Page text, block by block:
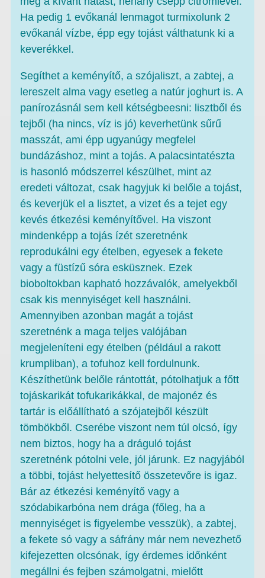
Ha pedig 1 evőkanál lenmagot turmixolunk 2
evőkanál vízbe, épp egy tojást válthatunk ki a
keverékkel.
Segíthet a keményítő, a szójaliszt, a zabtej, a
lereszelt alma vagy esetleg a natúr joghurt is. A
panírozásnál sem kell kétségbeesni: lisztből és
tejből (ha nincs, víz is jó) keverhetünk sűrű
masszát, ami épp ugyanúgy megfelel
bundázáshoz, mint a tojás. A palacsintatészta
is hasonló módszerrel készülhet, mint az
eredeti változat, csak hagyjuk ki belőle a tojást,
és keverjük el a lisztet, a vizet és a tejet egy
kevés étkezési keményítővel. Ha viszont
mindenképp a tojás ízét szeretnénk
reprodukálni egy ételben, egyesek a fekete
vagy a füstízű sóra esküsznek. Ezek
bioboltokban kapható hozzávalók, amelyekből
csak kis mennyiséget kell használni.
Amennyiben azonban magát a tojást
szeretnénk a maga teljes valójában
megjeleníteni egy ételben (például a rakott
krumpliban), a tofuhoz kell fordulnunk.
Készíthetünk belőle rántottát, pótolhatjuk a főtt
tojáskarikát tofukarikákkal, de majonéz és
tartár is előállítható a szójatejből készült
tömbökből. Cserébe viszont nem túl olcsó, így
nem biztos, hogy ha a dráguló tojást
szeretnénk pótolni vele, jól járunk. Ez nagyjából
a többi, tojást helyettesítő összetevőre is igaz.
Bár az étkezési keményítő vagy a
szódabikarbóna nem drága (főleg, ha a
mennyiséget is figyelembe vesszük), a zabtej,
a fekete só vagy a sáfrány már nem nevezhető
kifejezetten olcsónak, így érdemes időnként
megállni és fejben számolgatni, mielőtt